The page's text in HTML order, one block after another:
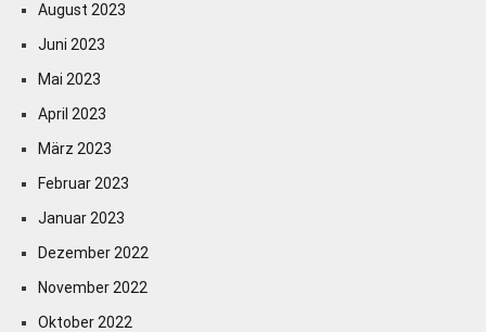
August 2023
Juni 2023
Mai 2023
April 2023
März 2023
Februar 2023
Januar 2023
Dezember 2022
November 2022
Oktober 2022